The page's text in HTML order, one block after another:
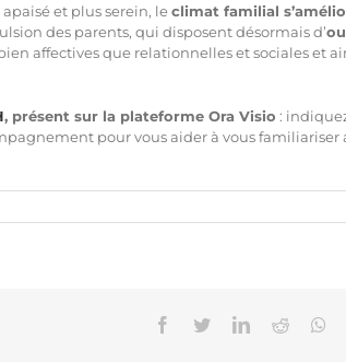
et plus serein, leclimat familial
des parents, qui disposent désormais d’
affectives que relationnelles et sociales et
, présent sur la plateforme Ora Visio :
pour vous aider à vous
Facebook
TwitterLinkedIn
Reddit